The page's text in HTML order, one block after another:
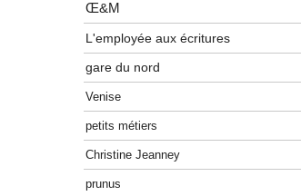
Œ&M
L'employée aux écritures
gare du nord
Venise
petits métiers
Christine Jeanney
prunus